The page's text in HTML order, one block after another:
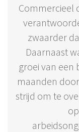
Commercieel
zwaarder
Daarnaast
groei van een
maanden
strijd om te